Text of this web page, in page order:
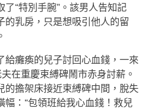
“特別手腕”。該男人告知記
的乳房，只是想吸引他人的留
癱瘓的兒子討回心血錢，一來
在重慶束縛碑鬧市赤身討薪。
的擔架床接近束縛碑中間，脫失
幅：“包領班給我心血錢！救兒